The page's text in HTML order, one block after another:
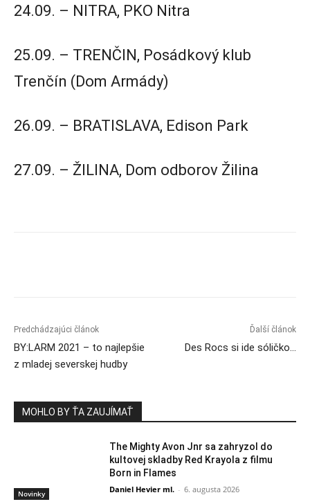
24.09. – NITRA, PKO Nitra
25.09. – TRENČIN, Posádkový klub
Trenčín (Dom Armády)
26.09. – BRATISLAVA, Edison Park
27.09. – ŽILINA, Dom odborov Žilina
Predchádzajúci článok
BY:LARM 2021 – to najlepšie
z mladej severskej hudby
Ďalší článok
Des Rocs si ide sóličko…
MOHLO BY ŤA ZAUJÍMAŤ
Novinky
The Mighty Avon Jnr sa zahryzol do
kultovej skladby Red Krayola z filmu
Born in Flames
Daniel Hevier ml. - 6. augusta 2026